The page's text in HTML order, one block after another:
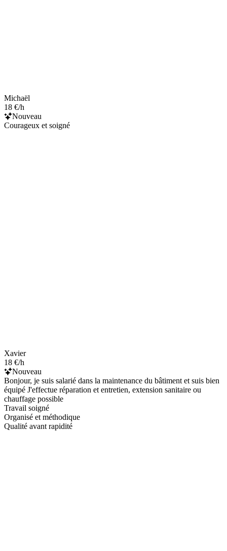
Michaël
18 €/h
Nouveau
Courageux et soigné
Xavier
18 €/h
Nouveau
Bonjour, je suis salarié dans la maintenance du bâtiment et suis bien
équipé J'effectue réparation et entretien, extension sanitaire ou
chauffage possible
Travail soigné
Organisé et méthodique
Qualité avant rapidité